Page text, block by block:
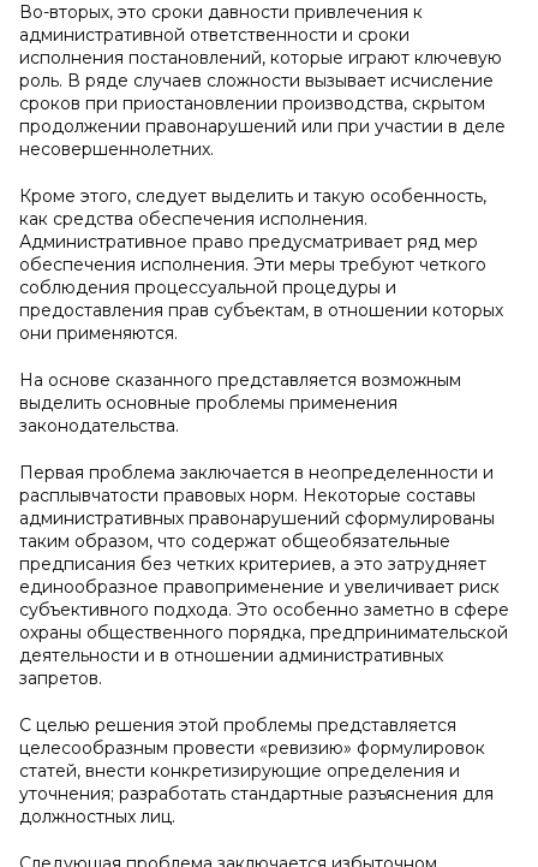
Во-вторых, это сроки давности привлечения к
административной ответственности и сроки
исполнения постановлений, которые играют ключевую
роль. В ряде случаев сложности вызывает исчисление
сроков при приостановлении производства, скрытом
продолжении правонарушений или при участии в деле
несовершеннолетних.
Кроме этого, следует выделить и такую особенность,
как средства обеспечения исполнения.
Административное право предусматривает ряд мер
обеспечения исполнения. Эти меры требуют четкого
соблюдения процессуальной процедуры и
предоставления прав субъектам, в отношении которых
они применяются.
На основе сказанного представляется возможным
выделить основные проблемы применения
законодательства.
Первая проблема заключается в неопределенности и
расплывчатости правовых норм. Некоторые составы
административных правонарушений сформулированы
таким образом, что содержат общеобязательные
предписания без четких критериев, а это затрудняет
единообразное правоприменение и увеличивает риск
субъективного подхода. Это особенно заметно в сфере
охраны общественного порядка, предпринимательской
деятельности и в отношении административных
запретов.
С целью решения этой проблемы представляется
целесообразным провести «ревизию» формулировок
статей, внести конкретизирующие определения и
уточнения; разработать стандартные разъяснения для
должностных лиц.